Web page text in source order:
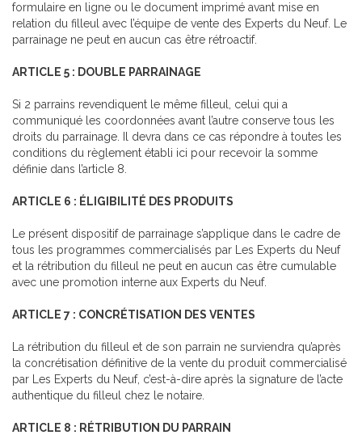
formulaire en ligne ou le document imprimé avant mise en
relation du filleul avec l’équipe de vente des Experts du Neuf. Le
parrainage ne peut en aucun cas être rétroactif.
ARTICLE 5 : DOUBLE PARRAINAGE
Si 2 parrains revendiquent le même filleul, celui qui a
communiqué les coordonnées avant l’autre conserve tous les
droits du parrainage. Il devra dans ce cas répondre à toutes les
conditions du règlement établi ici pour recevoir la somme
définie dans l’article 8.
ARTICLE 6 : ÉLIGIBILITÉ DES PRODUITS
Le présent dispositif de parrainage s’applique dans le cadre de
tous les programmes commercialisés par Les Experts du Neuf
et la rétribution du filleul ne peut en aucun cas être cumulable
avec une promotion interne aux Experts du Neuf.
ARTICLE 7 : CONCRÉTISATION DES VENTES
La rétribution du filleul et de son parrain ne surviendra qu’après
la concrétisation définitive de la vente du produit commercialisé
par Les Experts du Neuf, c’est-à-dire après la signature de l’acte
authentique du filleul chez le notaire.
ARTICLE 8 : RÉTRIBUTION DU PARRAIN